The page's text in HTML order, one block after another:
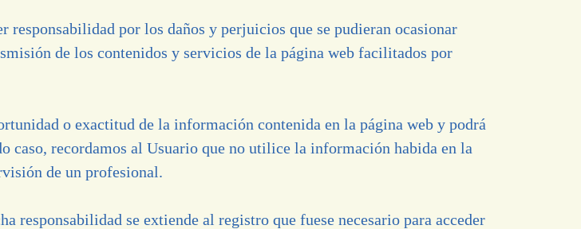
por los daños y perjuicios que se pudieran ocasionar
de los contenidos y servicios de la página web facilitados por
o exactitud de la información contenida en la página web y podrá
recordamos al Usuario que no utilice la información habida en la
de un profesional.
responsabilidad se extiende al registro que fuese necesario para acceder